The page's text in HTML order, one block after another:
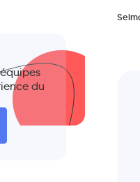
du